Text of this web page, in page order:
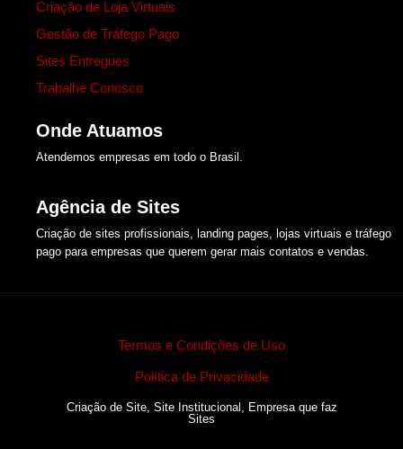
Criação de Loja Virtuais
Gestão de Tráfego Pago
Sites Entregues
Trabalhe Conosco
Onde Atuamos​
Atendemos empresas em todo o Brasil.
Agência de Sites
Criação de sites profissionais, landing pages, lojas virtuais e tráfego
pago para empresas que querem gerar mais contatos e vendas.​
Termos e Condições de Uso
Política de Privacidade
Criação de Site, Site Institucional, Empresa que faz
Sites